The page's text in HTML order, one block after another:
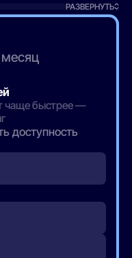
РАЗВЕРНУТЬ
чаще быстрее —
доступность